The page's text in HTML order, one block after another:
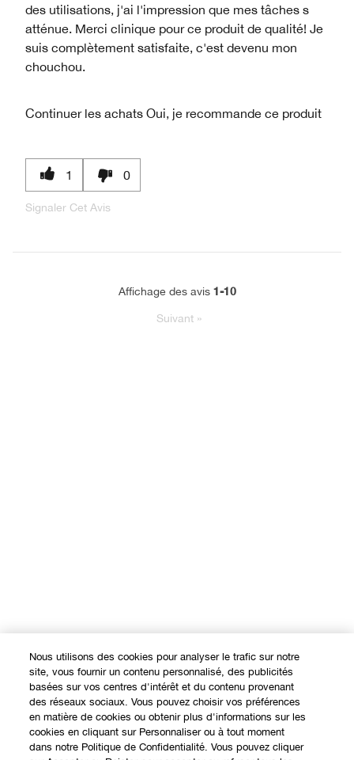
des utilisations, j'ai l'impression que mes tâches s
atténue. Merci clinique pour ce produit de qualité! Je
suis complètement satisfaite, c'est devenu mon
chouchou.
Continuer les achats Oui, je recommande ce produit
1 0
Signaler Cet Avis
Affichage des avis 1-10
Suivant »
Nous utilisons des cookies pour analyser le trafic sur notre
site, vous fournir un contenu personnalisé, des publicités
basées sur vos centres d'intérêt et du contenu provenant
des réseaux sociaux. Vous pouvez choisir vos préférences
en matière de cookies ou obtenir plus d'informations sur les
cookies en cliquant sur Personnaliser ou à tout moment
dans notre Politique de Confidentialité. Vous pouvez cliquer